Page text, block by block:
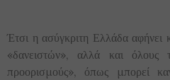
Έτσι η ασύγκριτη Ελλάδα
«δανειστών», αλλά και όλους
προορισμούς», όπως μπορεί